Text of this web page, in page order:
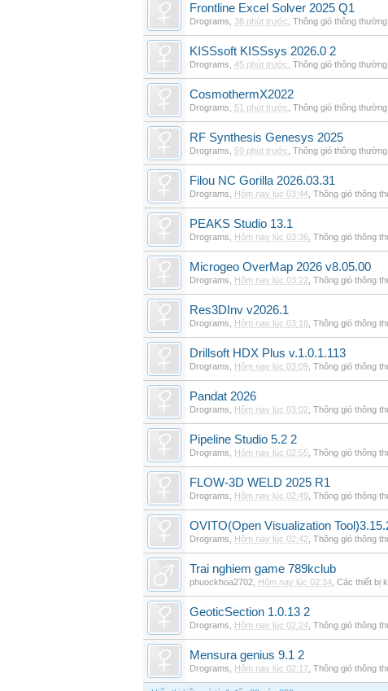
Frontline Excel Solver 2025 Q1
Drograms 38 phút trước Thông gió thông thường
KISSsoft KISSsys 2026.0 2
Drograms 45 phút trước Thông gió thông thường
CosmothermX2022
Drograms 51 phút trước Thông gió thông thường
RF Synthesis Genesys 2025
Drograms 59 phút trước Thông gió thông thường
Filou NC Gorilla 2026.03.31
Drograms Hôm nay lúc 03:44 Thông gió thông
PEAKS Studio 13.1
Drograms Hôm nay lúc 03:36 Thông gió thông
Microgeo OverMap 2026 v8.05.00
Drograms Hôm nay lúc 03:22 Thông gió thông
Res3DInv v2026.1
Drograms Hôm nay lúc 03:16 Thông gió thông
Drillsoft HDX Plus v.1.0.1.113
Drograms Hôm nay lúc 03:09 Thông gió thông
Pandat 2026
Drograms Hôm nay lúc 03:02 Thông gió thông
Pipeline Studio 5.2 2
Drograms Hôm nay lúc 02:55 Thông gió thông
FLOW-3D WELD 2025 R1
Drograms Hôm nay lúc 02:49 Thông gió thông
OVITO(Open Visualization
Drograms Hôm nay lúc 02:42 Thông gió thông
Trai nghiem game 789kclub
phuockhoa2702 Hôm nay lúc 02:34 Các thiết bị
GeoticSection 1.0.13 2
Drograms Hôm nay lúc 02:24 Thông gió thông
Mensura genius 9.1 2
Drograms Hôm nay lúc 02:17 Thông gió thông